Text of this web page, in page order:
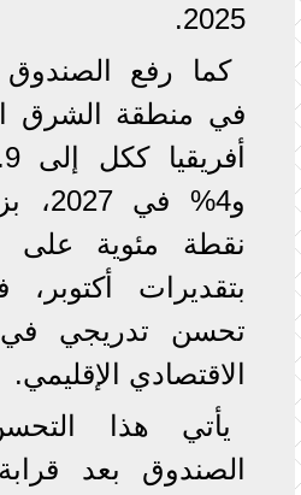
2025.
كما رفع الصندوق
في منطقة الشرق
نقطة مئوية على
بتقديرات
تحسن تدريجي في
الاقتصادي الإقليمي.
يأتي هذا
الصندوق بعد